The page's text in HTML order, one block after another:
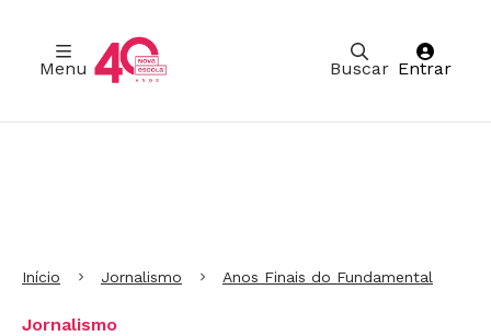
Buscar
Menu Entrar
Início Jornalismo Anos Finais do Fundamental
Jornalismo